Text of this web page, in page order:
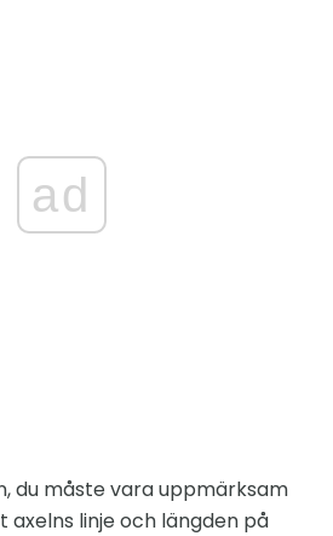
ad
du måste vara uppmärksam
linje och längden på